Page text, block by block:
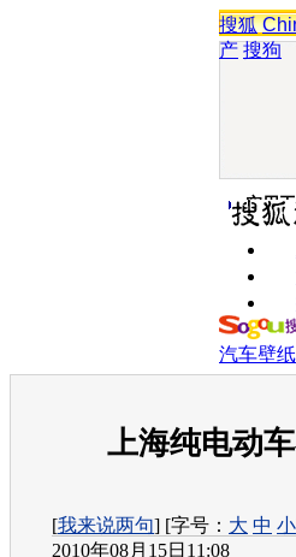
搜狐
产 搜狗
实用
汽车壁纸
上海纯电动
[我来说两句] [字号： 大 中 小
2010年08月15日11:08